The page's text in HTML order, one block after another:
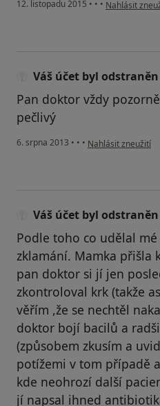
12. listopadu 2015 • • • Nahlásit
Váš účet byl odstraněn
Pan doktor vždy
pečlivý
6. srpna 2013 • • • podle názoru
Nahlásit zneužití
Váš účet byl odstraněn
Podle toho co udělal
zklamání. Mamka přišla
pan doktor si jí jen
zkontroloval krk (takže
věřím ,že se nechtěl
doktor bojí bacilů a
(způsobem zkusím a
potížemi v tom případě
kde neohrozí další
jí napsal ihned